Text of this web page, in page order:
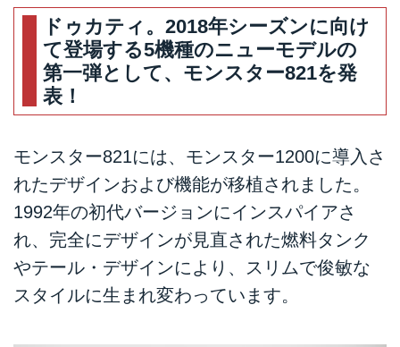
ドゥカティ。2018年シーズンに向け
て登場する5機種のニューモデルの
第一弾として、モンスター821を発
表！
モンスター821には、モンスター1200に導入さ
れたデザインおよび機能が移植されました。
1992年の初代バージョンにインスパイアさ
れ、完全にデザインが見直された燃料タンク
やテール・デザインにより、スリムで俊敏な
スタイルに生まれ変わっています。